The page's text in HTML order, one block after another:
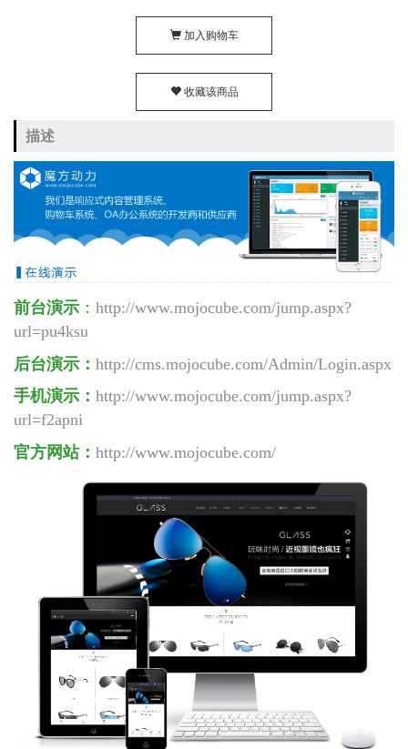
加入购物车
收藏该商品
描述
前台演示 ： http://www.mojocube.com/jump.aspx?
url=pu4ksu
后台演示： http://cms.mojocube.com/Admin/Login.aspx
手机演示： http://www.mojocube.com/jump.aspx?
url=f2apni
官方网站： http://www.mojocube.com/